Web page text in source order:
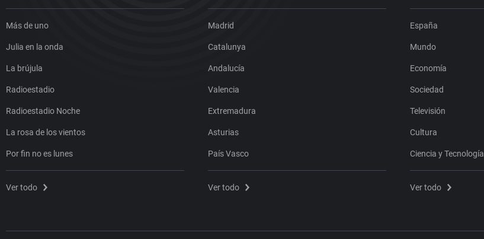
Más de uno
Julia en la onda
La brújula
Radioestadio
Radioestadio Noche
La rosa de los vientos
Por fin no es lunes
Ver todo
Madrid
Catalunya
Andalucía
Valencia
Extremadura
Asturias
País Vasco
Ver todo
España
Mundo
Economía
Sociedad
Televisión
Cultura
Ciencia y Tecnología
Ver todo